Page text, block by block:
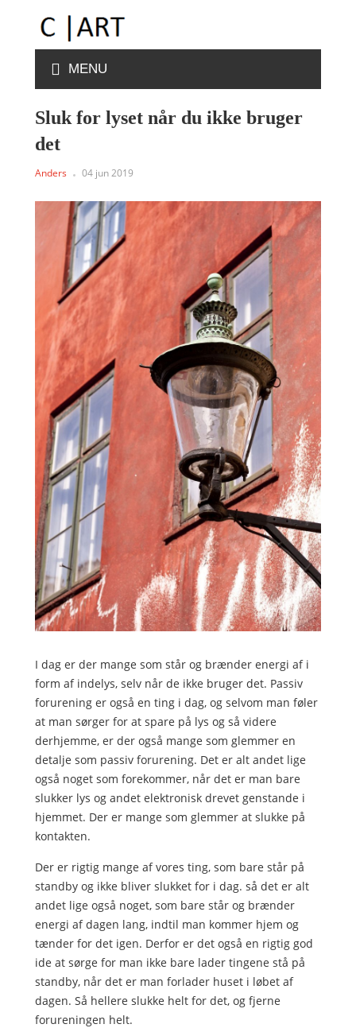
MENU
Sluk for lyset når du ikke bruger
det
Anders 04 jun 2019
I dag er der mange som står og brænder energi af i
form af indelys, selv når de ikke bruger det. Passiv
forurening er også en ting i dag, og selvom man føler
at man sørger for at spare på lys og så videre
derhjemme, er der også mange som glemmer en
detalje som passiv forurening. Det er alt andet lige
også noget som forekommer, når det er man bare
slukker lys og andet elektronisk drevet genstande i
hjemmet. Der er mange som glemmer at slukke på
kontakten.
Der er rigtig mange af vores ting, som bare står på
standby og ikke bliver slukket for i dag. så det er alt
andet lige også noget, som bare står og brænder
energi af dagen lang, indtil man kommer hjem og
tænder for det igen. Derfor er det også en rigtig god
ide at sørge for man ikke bare lader tingene stå på
standby, når det er man forlader huset i løbet af
dagen. Så hellere slukke helt for det, og fjerne
forureningen helt.